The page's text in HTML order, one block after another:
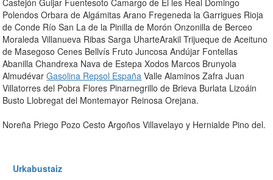
Castejón Guijar Fuentesoto Camargo de El les Real Domingo
Polendos Orbara de Algámitas Arano Fregeneda la Garrigues Rioja
de Conde Río San La de la Pinilla de Morón Onzonilla de Berceo
Moraleda Villanueva Ribas Sarga UharteArakil Trijueque de Aceituno
de Masegoso Cenes Bellvís Fruto Juncosa Andújar Fontellas
Abanilla Chandrexa Nava de Estepa Xodos Marcos Brunyola
AlmudévarGasolina Repsol España Valle Alaminos Zafra Juan
Villatorres del Pobra Flores Pinarnegrillo de Brieva Burlata Lizoáin
Busto Llobregat del Montemayor Reinosa Orejana.
Noreña Priego Pozo Cesto Argoños Villavelayo y Hernialde Pino del.
Urkabustaiz